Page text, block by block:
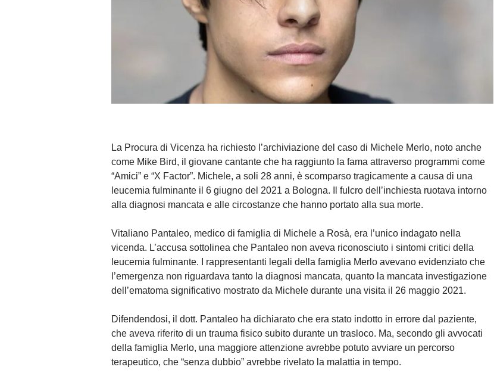
La Procura di Vicenza ha richiesto l’archiviazione del caso di Michele Merlo, noto anche
come Mike Bird, il giovane cantante che ha raggiunto la fama attraverso programmi come
“Amici” e “X Factor”. Michele, a soli 28 anni, è scomparso tragicamente a causa di una
leucemia fulminante il 6 giugno del 2021 a Bologna. Il fulcro dell’inchiesta ruotava intorno
alla diagnosi mancata e alle circostanze che hanno portato alla sua morte.
Vitaliano Pantaleo, medico di famiglia di Michele a Rosà, era l’unico indagato nella
vicenda. L’accusa sottolinea che Pantaleo non aveva riconosciuto i sintomi critici della
leucemia fulminante. I rappresentanti legali della famiglia Merlo avevano evidenziato che
l’emergenza non riguardava tanto la diagnosi mancata, quanto la mancata investigazione
dell’ematoma significativo mostrato da Michele durante una visita il 26 maggio 2021.
Difendendosi, il dott. Pantaleo ha dichiarato che era stato indotto in errore dal paziente,
che aveva riferito di un trauma fisico subito durante un trasloco. Ma, secondo gli avvocati
della famiglia Merlo, una maggiore attenzione avrebbe potuto avviare un percorso
terapeutico, che “senza dubbio” avrebbe rivelato la malattia in tempo.